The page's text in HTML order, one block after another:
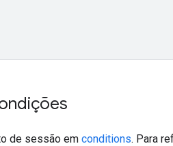
de sessão em conditions. Para